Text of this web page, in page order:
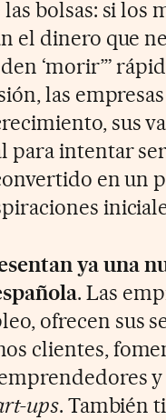
bolsas: si los
el dinero que
‘morir’”
las
sus
intentar
en un
ya una
. Las
ofrecen sus
clientes,
y
ups. También